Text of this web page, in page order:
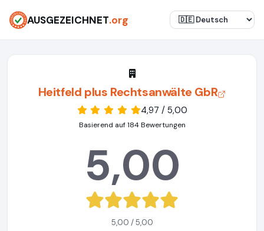
AUSGEZEICHNET.org
Heitfeld plus Rechtsanwälte GbR
4,97 / 5,00
Basierend auf 184 Bewertungen
5,00
5,00 / 5,00